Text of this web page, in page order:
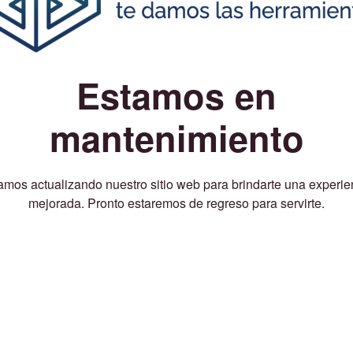
Estamos en
mantenimiento
actualizando nuestro sitio web para brindarte una
mejorada. Pronto estaremos de regreso para servirte.